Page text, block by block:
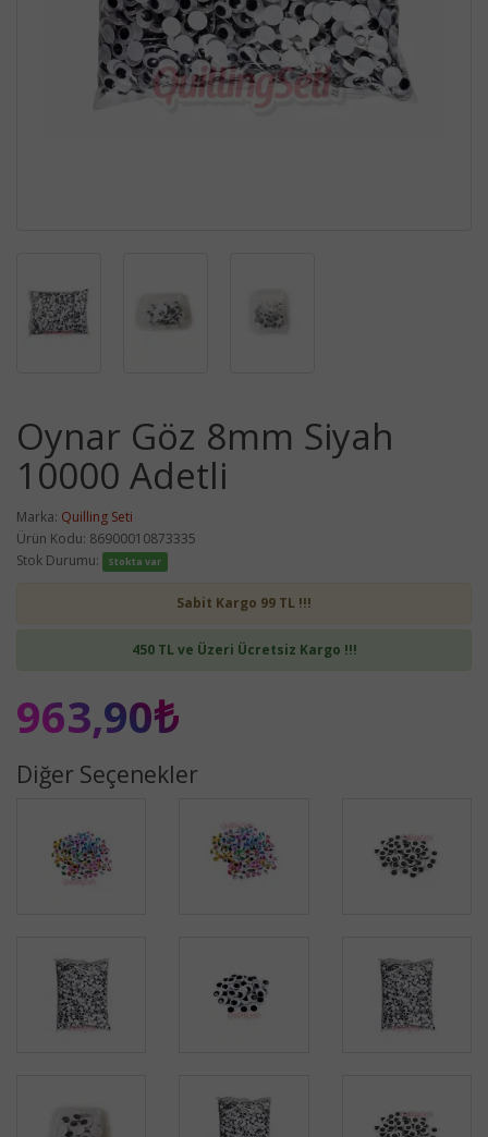
Oynar Göz 8mm Siyah
10000 Adetli
Marka: Quilling Seti
Ürün Kodu: 86900010873335
Stok Durumu:
Stokta var
Sabit Kargo 99 TL !!!
450 TL ve Üzeri Ücretsiz Kargo !!!
963,90₺
Diğer Seçenekler